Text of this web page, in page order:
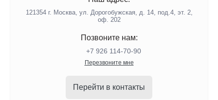
121354 г. Москва, ул. Дорогобужская, д. 14, под.4, эт. 2,
оф. 202
Позвоните нам:
+7 926 114-70-90
Перезвоните мне
Перейти в контакты